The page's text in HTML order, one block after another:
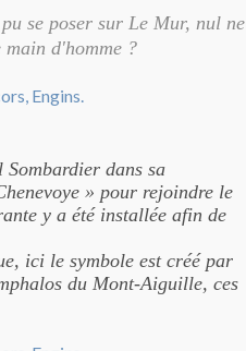
se poser sur Le Mur, nul ne
main d'homme ?
dans sa
» pour rejoindre le
y a été installée afin de
ici le symbole est créé par
du Mont-Aiguille, ces